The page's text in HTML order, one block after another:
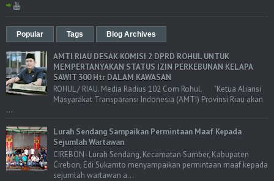
Popular Tags Blog Archives
AMTI RIAU DESAK KOMISI 2 DPRD ROHUL UNTUK
MEMPERTANYAKAN STATUS IZIN PERKEBUNAN KELAPA
SAWIT 300 Htr DALAM KAWASAN
ROHUL / RIAU. Media Radius 102 Com Rohul. "Ketua Aliansi
Masyarakat Transparansi Indonesia (AMTI) Provinsi Riau akan
...
Lurah Sendang Sampaikan Permintaan Maaf Kepada
Sejumlah Wartawan
CIREBON- Lurah Sendang, Kecamatan Sumber, Kabupaten
Cirebon, Edi Sukamto menyampaikan permintaan maaf kepada
sejumlah wartawan a...